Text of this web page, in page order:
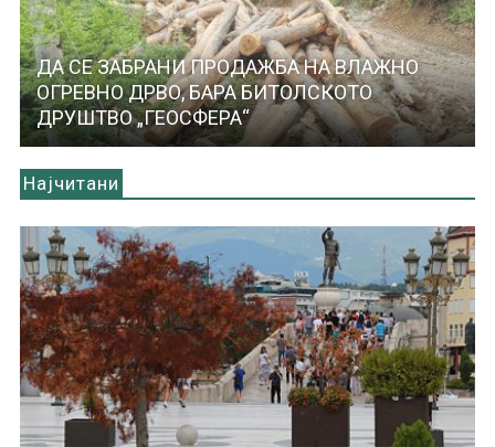
ДА СЕ ЗАБРАНИ ПРОДАЖБА НА ВЛАЖНО
ОГРЕВНО ДРВО, БАРА БИТОЛСКОТО
ДРУШТВО „ГЕОСФЕРА“
Најчитани